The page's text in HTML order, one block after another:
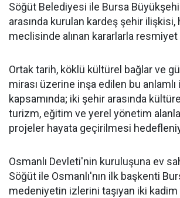
Söğüt Belediyesi ile Bursa
arasında kurulan kardeş şehir
meclisinde alınan kararlarla resmiyet
Ortak tarih, köklü kültürel bağlar ve
mirası üzerine inşa edilen bu anlamlı
kapsamında; iki şehir arasında
turizm, eğitim ve yerel yönetim
projeler hayata geçirilmesi
Osmanlı Devleti'nin kuruluşuna ev
Söğüt ile Osmanlı'nın ilk başkenti
medeniyetin izlerini taşıyan iki